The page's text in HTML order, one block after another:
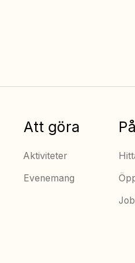
Att göra
Aktiviteter
Evenemang